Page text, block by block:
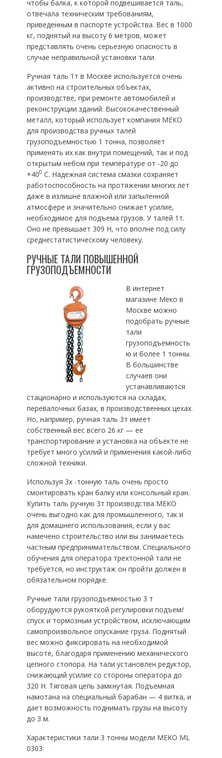
чтобы балка, к которой подвешивается таль,
отвечала техническим требованиям,
приведенным в паспорте устройства. Вес в 1000
кг, поднятый на высоту 6 метров, может
представлять очень серьезную опасность в
случае неправильной установки тали.
Ручная таль 1т в Москве используется очень
активно на строительных объектах,
производстве, при ремонте автомобилей и
реконструкции зданий. Высококачественный
металл, который использует компания МЕКО
для производства ручных талей
грузоподъемностью 1 тонна, позволяет
применять их как внутри помещений, так и под
открытым небом при температуре от -20 до
+400 С. Надежная система смазки сохраняет
работоспособность на протяжении многих лет
даже в излишне влажной или запыленной
атмосфере и значительно снижает усилие,
необходимое для подъема грузов. У талей 1т.
Оно не превышает 309 Н, что вполне под силу
среднестатистическому человеку.
РУЧНЫЕ ТАЛИ ПОВЫШЕННОЙ
ГРУЗОПОДЪЕМНОСТИ
В интернет
магазине Меко в
Москве можно
подобрать ручные
тали
грузоподъемность
ю и более 1 тонны.
В большинстве
случаев они
устанавливаются
стационарно и используются на складах,
перевалочных базах, в производственных цехах.
Но, например, ручная таль 3т имеет
собственный вес всего 26 кг — ее
транспортирование и установка на объекте не
требует много усилий и применения какой-либо
сложной техники.
Используя 3х -тонную таль очень просто
смонтировать кран балку или консольный кран.
Купить таль ручную 3т производства МЕКО
очень выгодно как для промышленного, так и
для домашнего использования, если у вас
намечено строительство или вы занимаетесь
частным предпринимательством. Специального
обучения для оператора трехтонной тали не
требуется, но инструктаж он пройти должен в
обязательном порядке.
Ручные тали грузоподъемностью 3 т
оборудуются рукояткой регулировки подъем/
спуск и тормозным устройством, исключающим
самопроизвольное опускание груза. Поднятый
вес можно фиксировать на необходимой
высоте, благодаря применению механического
цепного стопора. На тали установлен редуктор,
снижающий усилие со стороны оператора до
320 Н. Тяговая цепь замкнутая. Подъемная
намотана на специальный барабан — 4 витка, и
дает возможность поднимать грузы на высоту
до 3 м.
Характеристики тали 3 тонны модели MEKO ML
0303: